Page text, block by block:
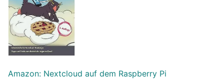
Amazon: Nextcloud auf dem Raspberry Pi